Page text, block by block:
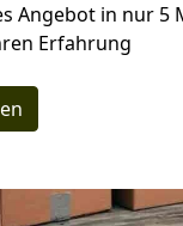
Angebot in nur 5
Erfahrung